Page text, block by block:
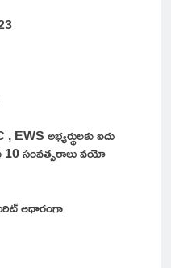
అభ్యర్థులకు ఐదు
10 సంవత్సరాలు వయో
ఆధారంగా